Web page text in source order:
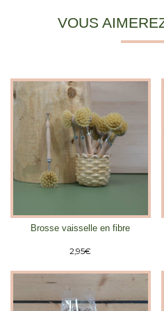
VOUS
Brosse vaisselle en fibre
2,95€